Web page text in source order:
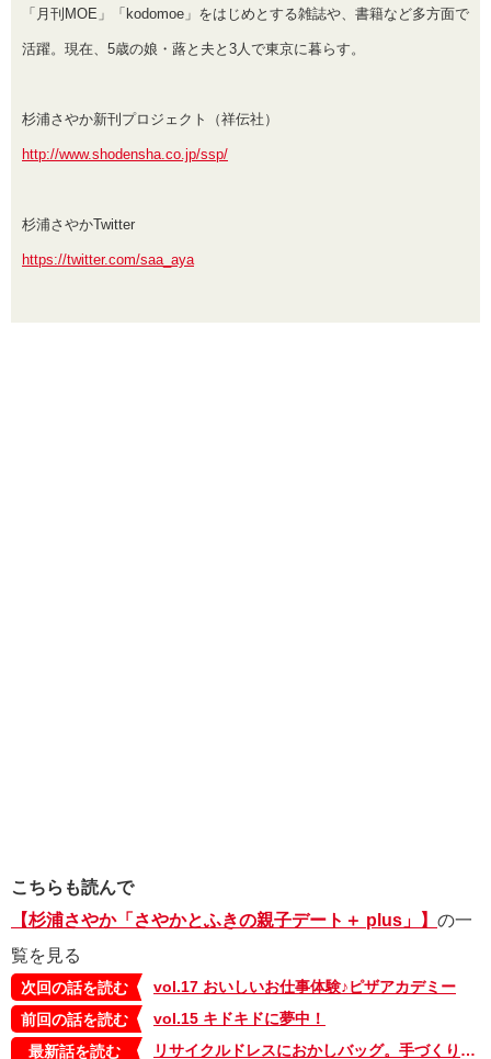
「月刊MOE」「kodomoe」をはじめとする雑誌や、書籍など多方面で
活躍。現在、5歳の娘・蕗と夫と3人で東京に暮らす。
杉浦さやか新刊プロジェクト（祥伝社）
http://www.shodensha.co.jp/ssp/
杉浦さやかTwitter
https://twitter.com/saa_aya
こちらも読んで
【杉浦さやか「さやかとふきの親子デート＋ plus」】 の一
覧を見る
次回の話を読む
vol.17 おいしいお仕事体験♪ピザアカデミー
前回の話を読む
vol.15 キドキドに夢中！
最新話を読む
リサイクルドレスにおかしバッグ。手づくりハロウィンを楽しもう！【杉浦さやか「さやかとふきの親子デート＋plus」】